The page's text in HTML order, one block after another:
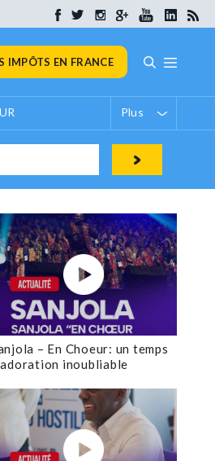
IMPÔTS EN FRANCE
Plus
– En Choeur: un temps
inoubliable